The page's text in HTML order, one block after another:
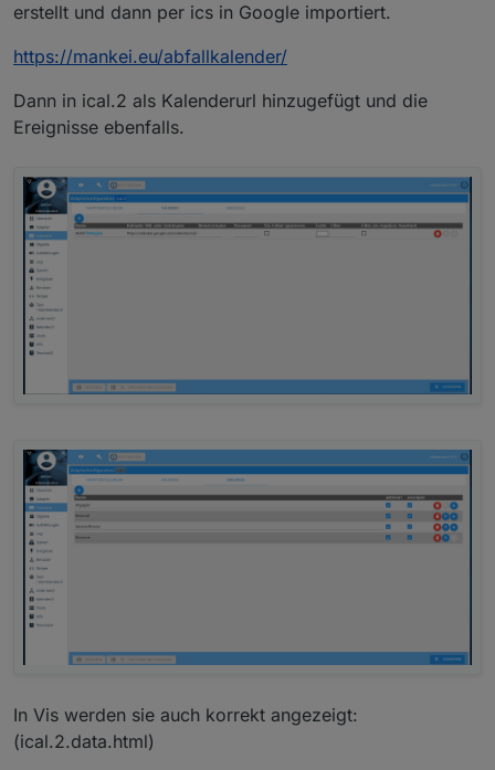
erstellt und dann per ics in Google importiert.
https://mankei.eu/abfallkalender/
Dann in ical.2 als Kalenderurl hinzugefügt und die
Ereignisse ebenfalls.
In Vis werden sie auch korrekt angezeigt:
(ical.2.data.html)